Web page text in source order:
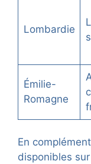
Lombardie
Émilie-
Romagne
En
disponibles